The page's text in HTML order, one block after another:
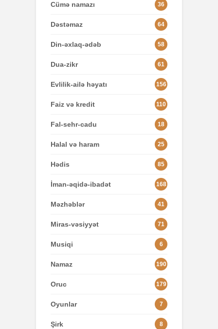
Cümə namazı 36
Dəstəmaz 64
Din-əxlaq-ədəb 58
Dua-zikr 61
Evlilik-ailə həyatı 156
Faiz və kredit 110
Fal-sehr-cadu 18
Halal və haram 25
Hədis 85
İman-əqidə-ibadət 168
Məzhəblər 41
Miras-vəsiyyət 71
Musiqi 6
Namaz 190
Oruc 179
Oyunlar 7
Şirk 8